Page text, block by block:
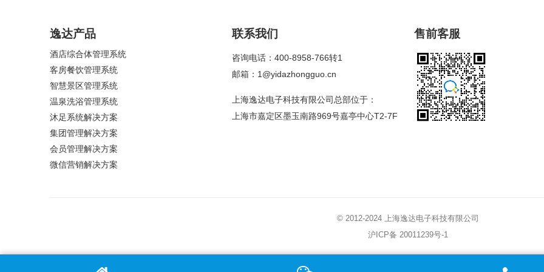
逸达产品
酒店综合体管理系统
客房餐饮管理系统
智慧景区管理系统
温泉洗浴管理系统
沐足系统解决方案
集团管理解决方案
会员管理解决方案
微信营销解决方案
联系我们
咨询电话：400-8958-766转1
邮箱：1@yidazhongguo.cn
上海逸达电子科技有限公司总部位于：
上海市嘉定区墨玉南路969号嘉亭中心T2-7F
售前客服
© 2012-2024 上海逸达电子科技有限公司
沪ICP备 20011239号-1